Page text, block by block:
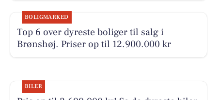
BOLIGMARKED
Top 6 over dyreste boliger til salg i
Brønshøj. Priser op til 12.900.000 kr
BILER